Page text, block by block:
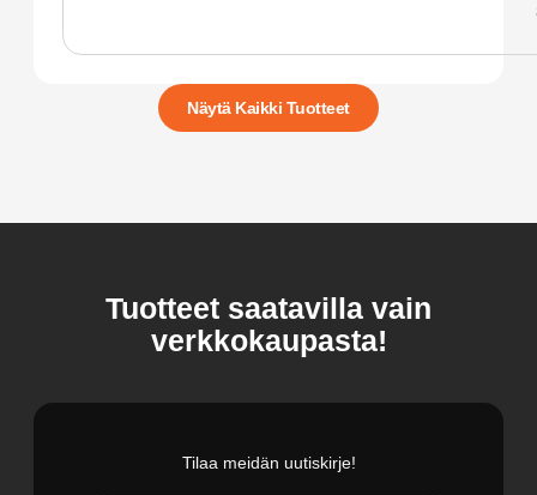
Näytä Kaikki Tuotteet
Tuotteet saatavilla vain
verkkokaupasta!
Tilaa meidän uutiskirje!